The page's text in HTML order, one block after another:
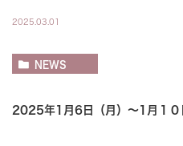
2025.03.01
NEWS
2025年1月6日（月）～1月１０